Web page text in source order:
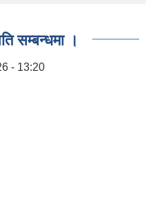
सम्बन्धमा ।
- 13:20